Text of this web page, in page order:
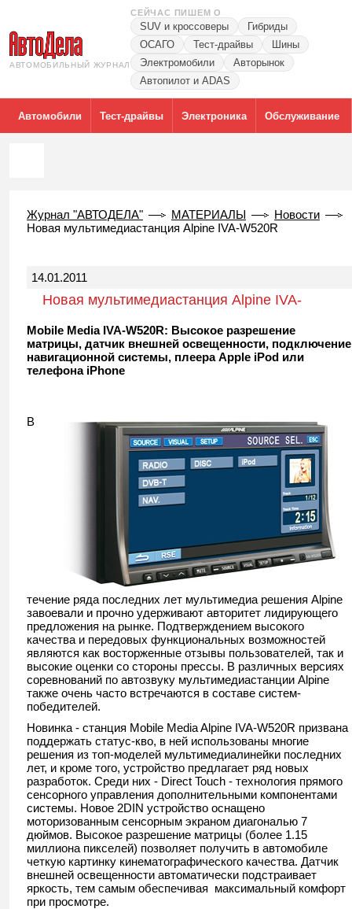
АВТОМОБИЛЬНЫЙ ЖУРНАЛ
СЕЙЧАС ПИШЕМ О
SUV и кроссоверы
Гибриды
ОСАГО
Тест-драйвы
Шины
Электромобили
Авторынок
Автопилот и ADAS
Автомобили Тест-драйвы Электроника Обслуживание
Журнал "АВТОДЕЛА" МАТЕРИАЛЫ
Новости
Новая мультимедиастанция Alpine IVA-W520R
14.01.2011
Новая мультимедиастанция Alpine IVA-
W520R
Mobile Media IVA-W520R: Высокое разрешение
матрицы, датчик внешней освещенности, подключение
навигационной системы, плеера Apple iPod или
телефона iPhone
В
течение ряда последних лет мультимедиа решения Alpine
завоевали и прочно удерживают авторитет лидирующего
предложения на рынке. Подтверждением высокого
качества и передовых функциональных возможностей
являются как восторженные отзывы пользователей, так и
высокие оценки со стороны прессы. В различных версиях
соревнований по автозвуку мультимедиастанции Alpine
также очень часто встречаются в составе систем-
победителей.
Новинка - станция Mobile Media Alpine IVA-W520R призвана
поддержать статус-кво, в ней использованы многие
решения из топ-моделей мультимедиалинейки последних
лет, и кроме того, устройство предлагает ряд новых
разработок. Среди них - Direct Touch - технология прямого
сенсорного управления дополнительными компонентами
системы. Новое 2DIN устройство оснащено
моторизованным сенсорным экраном диагональю 7
дюймов. Высокое разрешение матрицы (более 1.15
миллиона пикселей) позволяет получить в автомобиле
четкую картинку кинематографического качества. Датчик
внешней освещенности автоматически подстраивает
яркость, тем самым обеспечивая максимальный комфорт
при просмотре.